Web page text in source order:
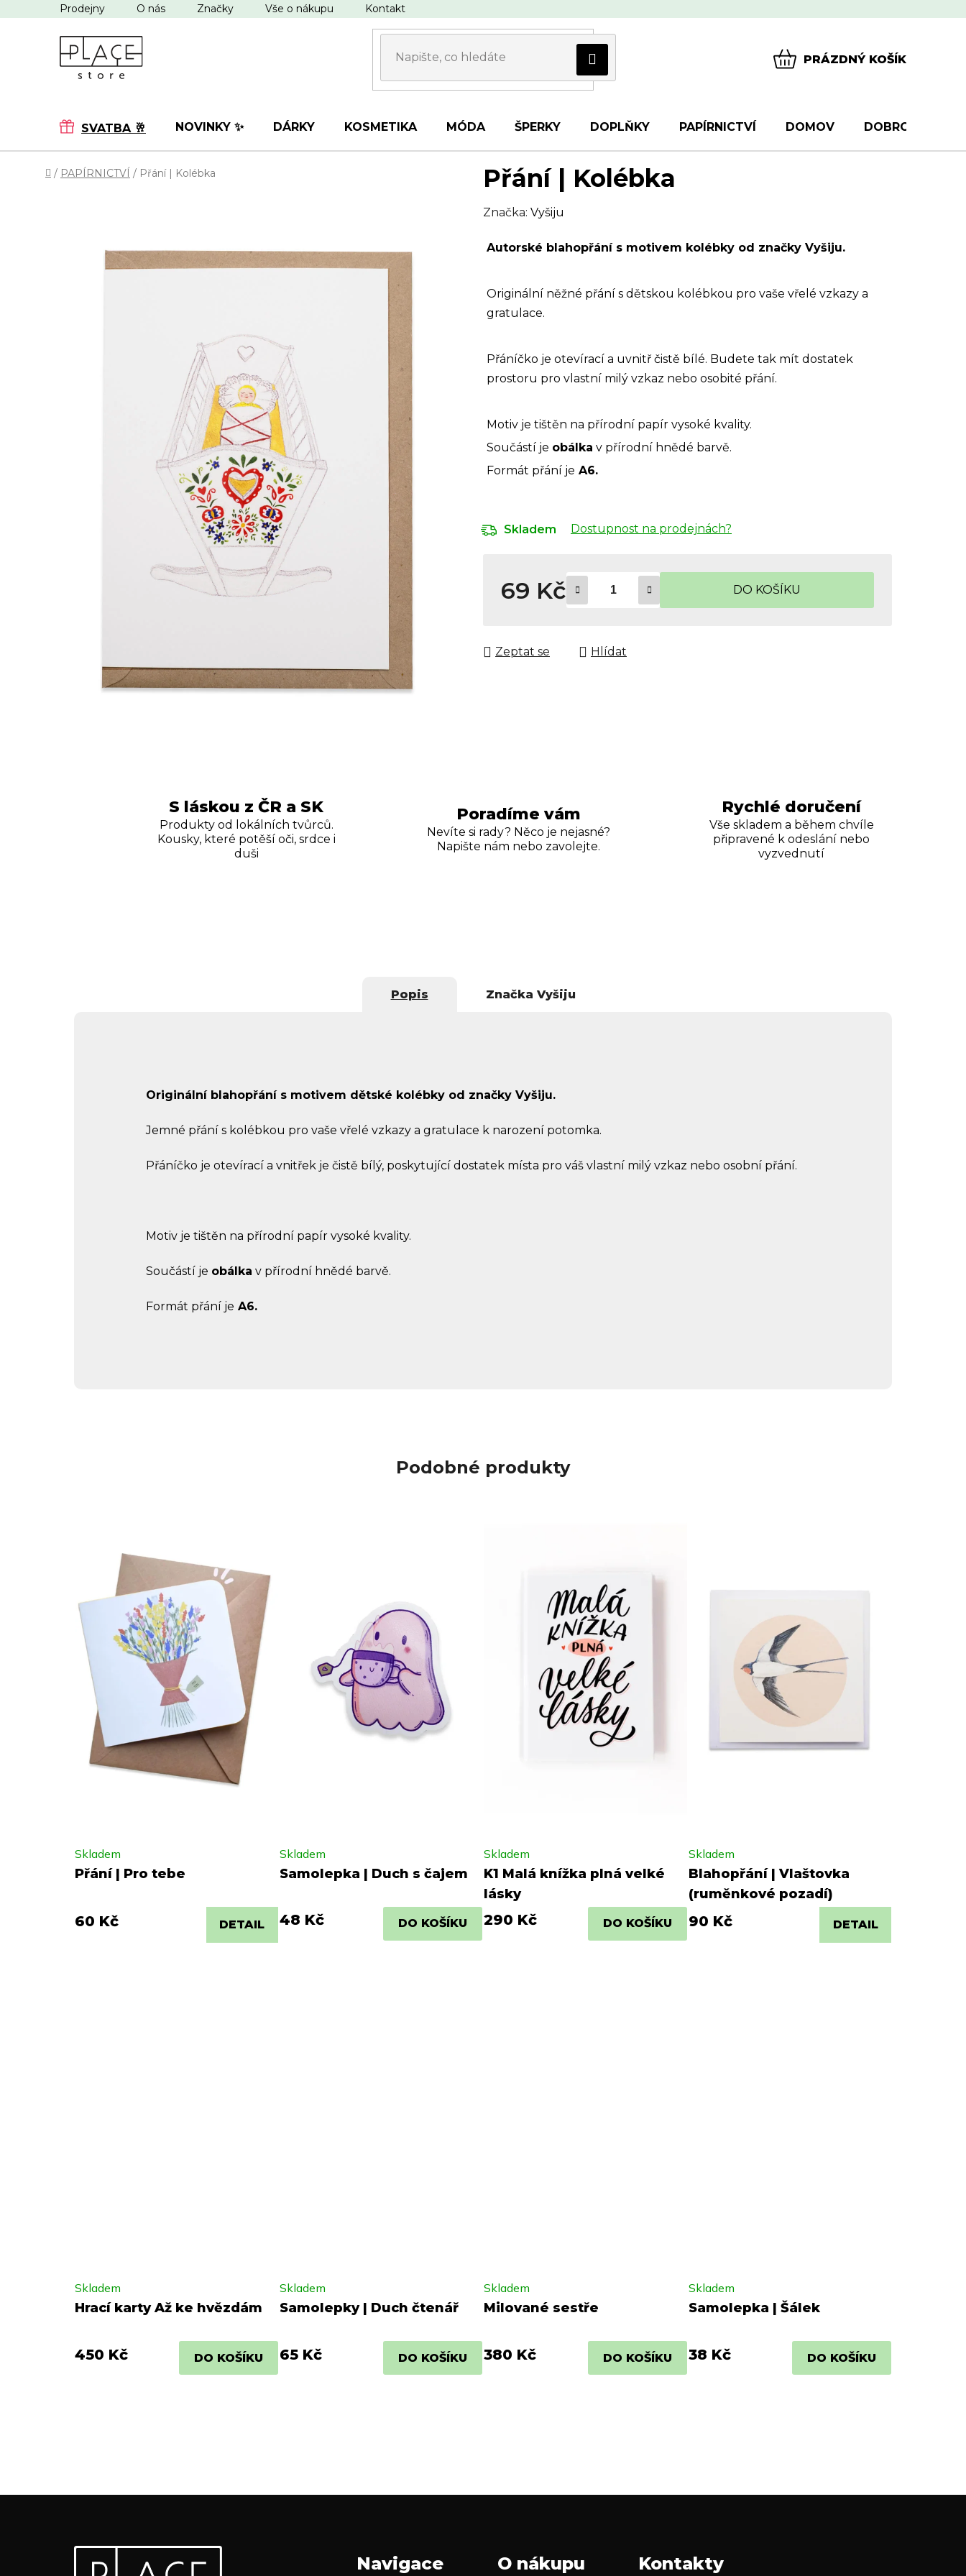
na
Prodejny O nás Značky Vše o nákupu Kontakt
PRÁZDNÝ KOŠÍK
SVATBA 🥂 NOVINKY ✨ DÁRKY KOSMETIKA MÓDA ŠPERKY DOPLŇKY PAPÍRNICTVÍ DOMOV DOBROTY
Domů
/ PAPÍRNICTVÍ / Přání | Kolébka Přání | Kolébka
Značka: Vyšiju
Autorské blahopřání s motivem kolébky od značky Vyšiju.
Originální něžné přání s dětskou kolébkou pro vaše vřelé vzkazy a
gratulace.
Přáníčko je otevírací a uvnitř čistě bílé. Budete tak mít dostatek
prostoru pro vlastní milý vzkaz nebo osobité přání.
Motiv je tištěn na přírodní papír vysoké kvality.
Součástí je obálka v přírodní hnědé barvě.
Formát přání je A6.
Skladem Dostupnost na prodejnách?
69 Kč DO KOŠÍKU
Zeptat se Hlídat
S láskou z ČR a SK
Produkty od lokálních tvůrců.
Kousky, které potěší oči, srdce i
duši
Poradíme vám
Nevíte si rady? Něco je nejasné?
Napište nám nebo zavolejte.
Rychlé doručení
Vše skladem a během chvíle
připravené k odeslání nebo
vyzvednutí
Popis Značka Vyšiju
Originální blahopřání s motivem dětské kolébky od značky Vyšiju.
Jemné přání s kolébkou pro vaše vřelé vzkazy a gratulace k narození potomka.
Přáníčko je otevírací a vnitřek je čistě bílý, poskytující dostatek místa pro váš vlastní milý vzkaz nebo osobní přání.
Motiv je tištěn na přírodní papír vysoké kvality.
Součástí je obálka v přírodní hnědé barvě.
Formát přání je A6.
Podobné produkty
Přání | Pro tebe
Skladem
60 Kč DETAIL
Samolepka | Duch s čajem
Skladem
48 Kč DO KOŠÍKU
K1 Malá knížka plná velké
lásky
Skladem
290 Kč DO KOŠÍKU
Blahopřání | Vlaštovka
(ruměnkové pozadí)
Skladem
90 Kč DETAIL
Hrací karty Až ke hvězdám
Skladem
450 Kč DO KOŠÍKU
Samolepky | Duch čtenář
Skladem
65 Kč DO KOŠÍKU
Milované sestře
Skladem
380 Kč DO KOŠÍKU
Samolepka | Šálek
Skladem
38 Kč DO KOŠÍKU
Odebírat newsletter Navigace O nákupu Kontakty